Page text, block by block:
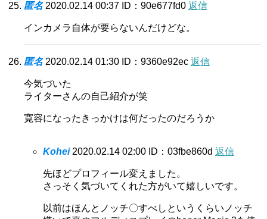
匿名 2020.02.14 00:37 ID：90e677fd0 返信
インカメラ自体が要らないんだけどな。
匿名 2020.02.14 01:30 ID：9360e92ec 返信
今気づいた
ライターさんの自己紹介が笑
寛容になったきっかけは何だったのだろうか
Kohei 2020.02.14 02:00 ID：03fbe860d 返信
先ほどプロフィール変えました。
さっそく気づいてくれた方がいて嬉しいです。
以前はほんとノッチ〇すべしというくらいノッチ